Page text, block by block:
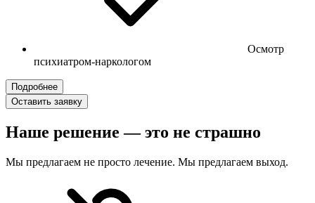
Осмотр
психиатром-наркологом
Подробнее
Оставить заявку
Наше решение — это не страшно
Мы предлагаем не просто лечение. Мы предлагаем выход.